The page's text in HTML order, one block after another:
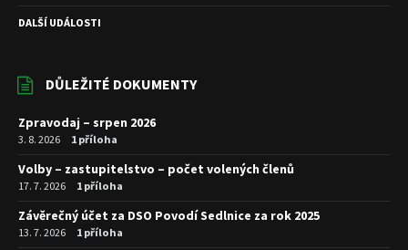
DALŠÍ UDÁLOSTI
DŮLEŽITÉ DOKUMENTY
Zpravodaj – srpen 2026
3. 8. 2026 1 příloha
Volby – zastupitelstvo – počet volených členů
17. 7. 2026 1 příloha
Závěrečný účet za DSO Povodí Sedlnice za rok 2025
13. 7. 2026 1 příloha